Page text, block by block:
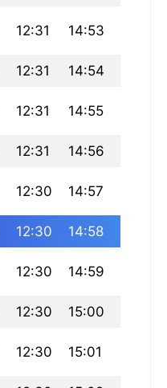
12:31 14:53
12:31 14:54
12:31 14:55
12:31 14:56
12:30 14:57
12:30 14:58
12:30 14:59
12:30 15:00
12:30 15:01